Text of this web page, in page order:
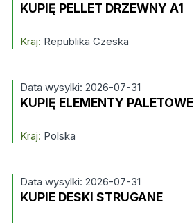
KUPIĘ PELLET DRZEWNY A1
Kraj: Republika Czeska
Data wysylki: 2026-07-31
KUPIĘ ELEMENTY PALETOWE
Kraj: Polska
Data wysylki: 2026-07-31
KUPIE DESKI STRUGANE